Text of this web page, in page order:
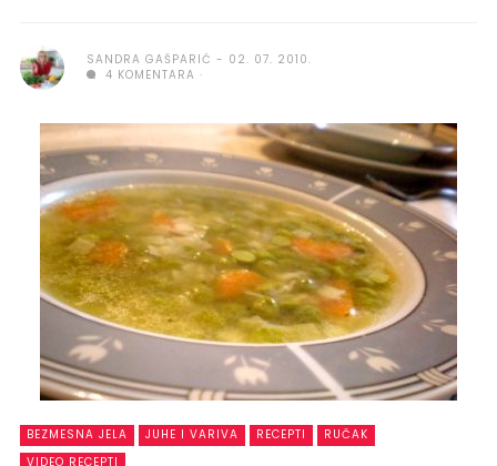
SANDRA GAŠPARIĆ
02. 07. 2010.
4 KOMENTARA
BEZMESNA JELA JUHE I VARIVA RECEPTI
RUČAK
VIDEO RECEPTI